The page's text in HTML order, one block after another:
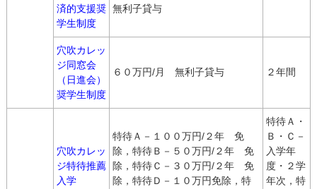
済的支援奨
学生制度
無利子貸与
穴吹カレッ
ジ同窓会
（日進会）
奨学生制度
６０万円/月 無利子貸与 ２年間
穴吹カレッ
ジ特待推薦
入学
特待Ａ－１００万円/２年 免
除，特待Ｂ－５０万円/２年 免
除，特待Ｃ－３０万円/２年 免
除，特待Ｄ－１０万円免除，特
特待Ａ・
Ｂ・Ｃ－
入学年
度・２学
年次，特